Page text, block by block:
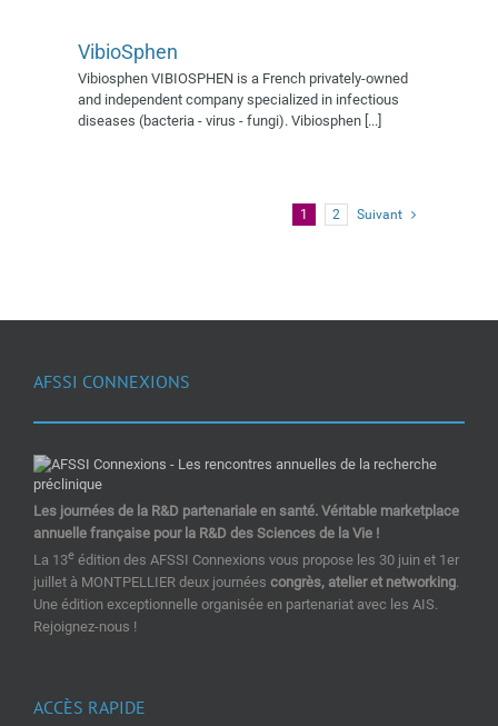
VibioSphen
Vibiosphen VIBIOSPHEN is a French privately-owned
and independent company specialized in infectious
diseases (bacteria - virus - fungi). Vibiosphen [...]
1 2 Suivant
AFSSI CONNEXIONS
Les journées de la R&D partenariale en santé. Véritable marketplace
annuelle française pour la R&D des Sciences de la Vie !
La 13e édition des AFSSI Connexions vous propose les 30 juin et 1er
juillet à MONTPELLIER deux journées congrès, atelier et networking.
Une édition exceptionnelle organisée en partenariat avec les AIS.
Rejoignez-nous !
ACCÈS RAPIDE